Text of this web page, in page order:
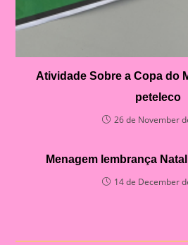
Atividade Sobre a Copa do
peteleco
26 de November
Menagem lembrança
14 de December